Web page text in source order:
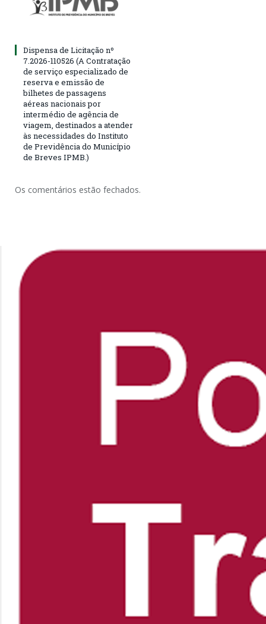
Dispensa de Licitação nº
7.2026-110526 (A Contratação
de serviço especializado de
reserva e emissão de
bilhetes de passagens
aéreas nacionais por
intermédio de agência de
viagem, destinados a atender
às necessidades do Instituto
de Previdência do Município
de Breves IPMB.)
Os comentários estão fechados.